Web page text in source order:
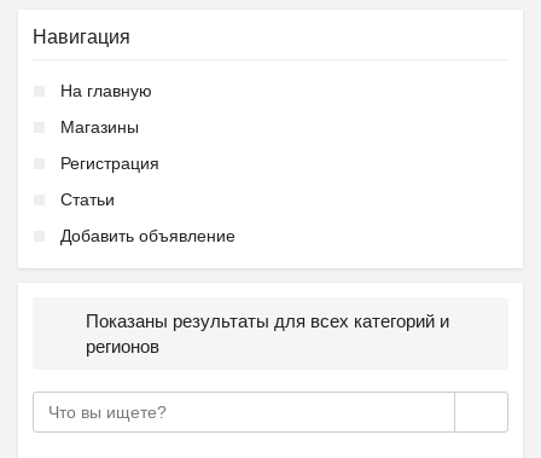
Навигация
На главную
Магазины
Регистрация
Статьи
Добавить объявление
Показаны результаты для всех категорий и
регионов